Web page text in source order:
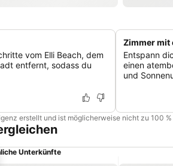
vom Elli Beach, dem
entfernt, sodass du
Zimmer mit
Entspann
einen
und
erstellt und ist möglicherweise nicht zu 100
Unterkünfte